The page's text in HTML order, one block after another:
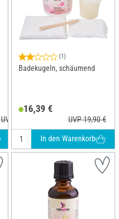
UVP 10,49 €
(1)
Badekugeln, schäumend
16,39 €
UVP 19,90 €
In den Warenkorb